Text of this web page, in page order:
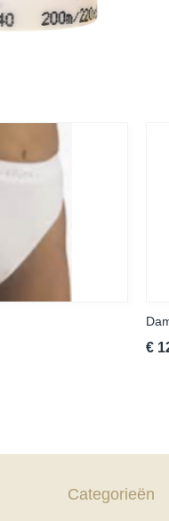
€
Categorieën